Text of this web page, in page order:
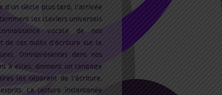
siècle plus tard, l’arrivée
les claviers universels
vocale de nos
de ces outils d’écriture sur le
Omniprésentes dans nos
à elles, donnent un langage
les séparent de l’écriture.
La lecture instantanée